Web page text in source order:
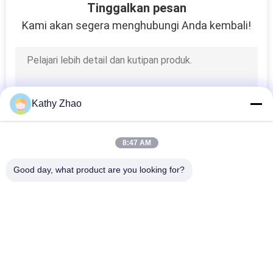
Kit perbaikan
injektor Denso
Kit Perbaikan
Injektor Delphi
Tinggalkan pesan
Kami akan segera menghubungi Anda kembali!
Kathy Zhao
8:47 AM
Good day, what product are you looking for?